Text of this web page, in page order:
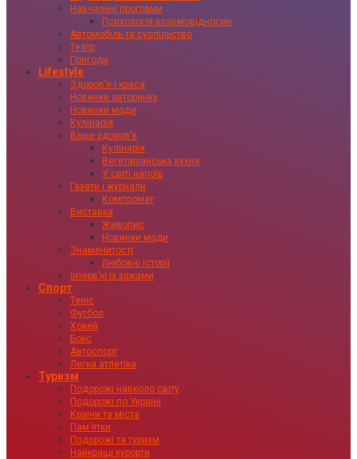
Навчальні програми
Психологія взаємовідносин
Автомобіль та суспільство
Театр
Пригоди
Lifestyle
Здоровʼя і краса
Новинки авторинку
Новинки моди
Кулінарія
Ваше здоровʼя
Кулінарія
Вегетаріанська кухня
У світі напоїв
Газети і журнали
Компромат
Виставка
Живопис
Новинки моди
Знаменитості
Любовні історії
Інтервʼю із зірками
Спорт
Теніс
Футбол
Хокей
Бокс
Автоспорт
Легка атлетіка
Туризм
Подорожі навколо світу
Подорожі по Україні
Країни та міста
Пам’ятки
Подорожі та туризм
Найкращі курорти